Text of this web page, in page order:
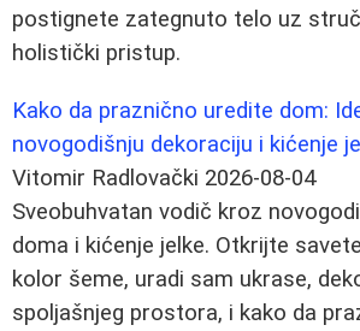
postignete zategnuto telo uz
holistički pristup.
Kako da praznično uredite dom:
novogodišnju dekoraciju i kićenje
Vitomir Radlovački 2026-08-04
Sveobuhvatan vodič kroz
doma i kićenje jelke. Otkrijte
kolor šeme, uradi sam ukrase,
spoljašnjeg prostora, i kako da